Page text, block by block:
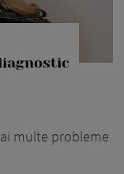
multe probleme